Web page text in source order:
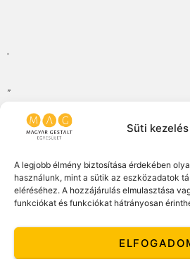
Süti kezelés
A legjobb élmény biztosítása érdekében
használunk, mint a sütik az eszközadatok
eléréséhez. A hozzájárulás elmulasztása
funkciókat és funkciókat hátrányosan
„